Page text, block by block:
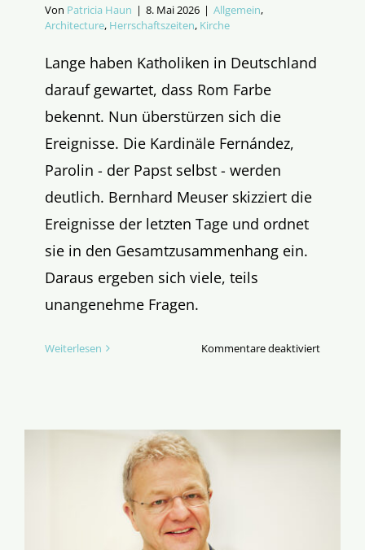
Von Patricia Haun | 8. Mai 2026 | Allgemein,
Architecture, Herrschaftszeiten, Kirche
Lange haben Katholiken in Deutschland
darauf gewartet, dass Rom Farbe
bekennt. Nun überstürzen sich die
Ereignisse. Die Kardinäle Fernández,
Parolin - der Papst selbst - werden
deutlich. Bernhard Meuser skizziert die
Ereignisse der letzten Tage und ordnet
sie in den Gesamtzusammenhang ein.
Daraus ergeben sich viele, teils
unangenehme Fragen.
Weiterlesen Kommentare deaktiviertfür